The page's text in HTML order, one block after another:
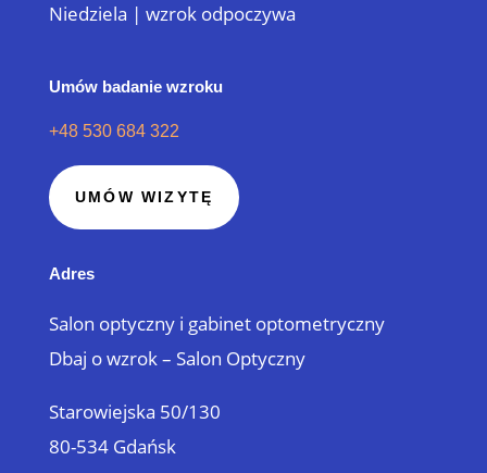
Niedziela | wzrok odpoczywa
Umów badanie wzroku
+48 530 684 322
UMÓW WIZYTĘ
Adres
Salon optyczny i gabinet optometryczny
Dbaj o wzrok – Salon Optyczny
Starowiejska 50/130
80-534 Gdańsk